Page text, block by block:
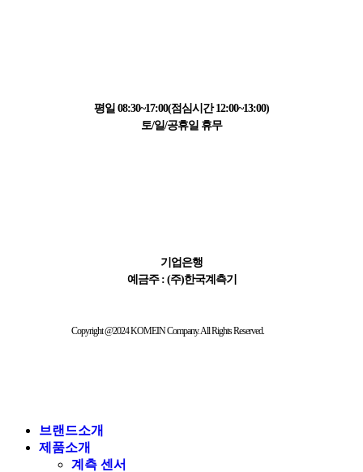
평일 08:30~17:00(점심시간 12:00~13:00)
토/일/공휴일 휴무
기업은행
예금주 : (주)한국계측기
Copyright @2024 KOMEIN Company. All Rights Reserved.
브랜드소개
제품소개
계측 센서